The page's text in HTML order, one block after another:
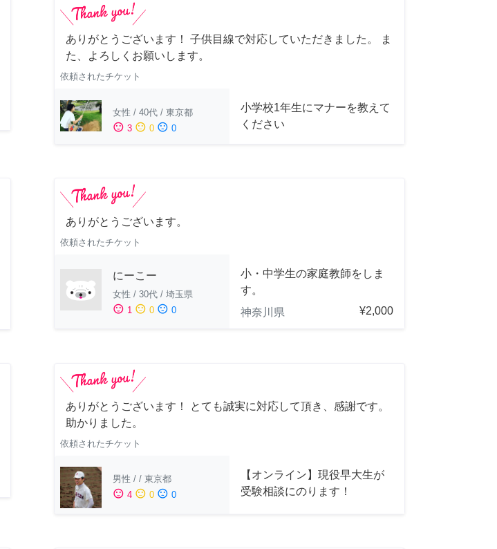
ありがとうございます！ 子供目線で対応していただきました。 ま
た、よろしくお願いします。
依頼されたチケット
女性 / 40代 / 東京都
sentiment_satisfied 3 sentiment_neutral 0 sentiment_dissatisfied 0
小学校1年生にマナーを教えて
ください
ありがとうございます。
依頼されたチケット
にーこー
女性 / 30代 / 埼玉県
sentiment_satisfied 1 sentiment_neutral 0 sentiment_dissatisfied 0
小・中学生の家庭教師をしま
す。
神奈川県
¥2,000
ありがとうございます！ とても誠実に対応して頂き、感謝です。
助かりました。
依頼されたチケット
男性 / / 東京都
sentiment_satisfied 4 sentiment_neutral 0 sentiment_dissatisfied 0
【オンライン】現役早大生が
受験相談にのります！